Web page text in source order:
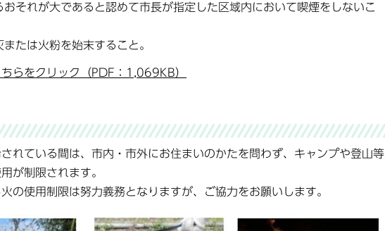
それが大であると認めて市長が指定した区域内において喫煙をしないこ
たは火粉を始末すること。
らをクリック（PDF：1,069KB）
れている間は、市内・市外にお住まいのかたを問わず、キャンプや登山等
が制限されます。
の使用制限は努力義務となりますが、ご協力をお願いします。